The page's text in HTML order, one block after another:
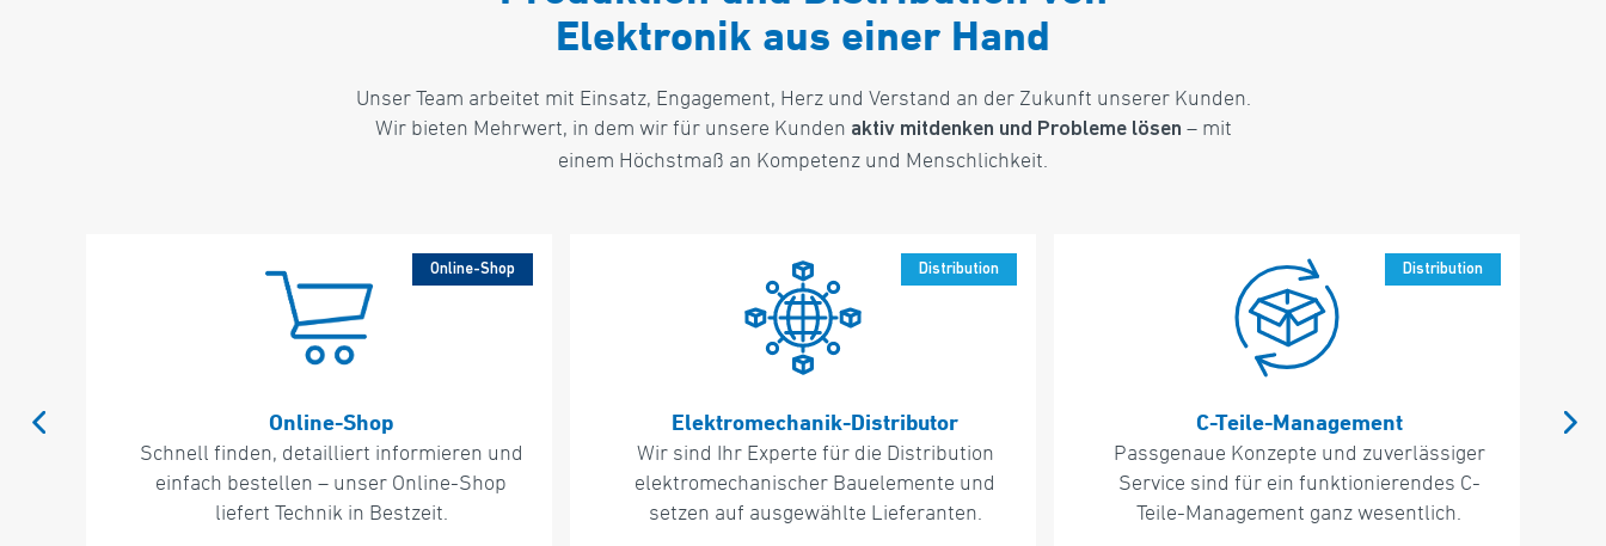
Elektronik aus einer Hand
Unser Team arbeitet mit Einsatz, Engagement, Herz und Verstand an der Zukunft unserer Kunden.
Wir bieten Mehrwert, in dem wir für unsere Kunden aktiv mitdenken und Probleme lösen – mit
einem Höchstmaß an Kompetenz und Menschlichkeit.
Distribution
Elektromechanik-Distributor
Wir sind Ihr Experte für die Distribution
elektromechanischer Bauelemente und
setzen auf ausgewählte Lieferanten.
Distribution
C-Teile-Management
Passgenaue Konzepte und zuverlässiger
Service sind für ein funktionierendes C-
Teile-Management ganz wesentlich.
Produktion
Kompetente Projektentwicklung
Individuelle Anforderungen erfordern
komplexe Lösungsprozesse, die bei
MÜTRON in einer Hand liegen.